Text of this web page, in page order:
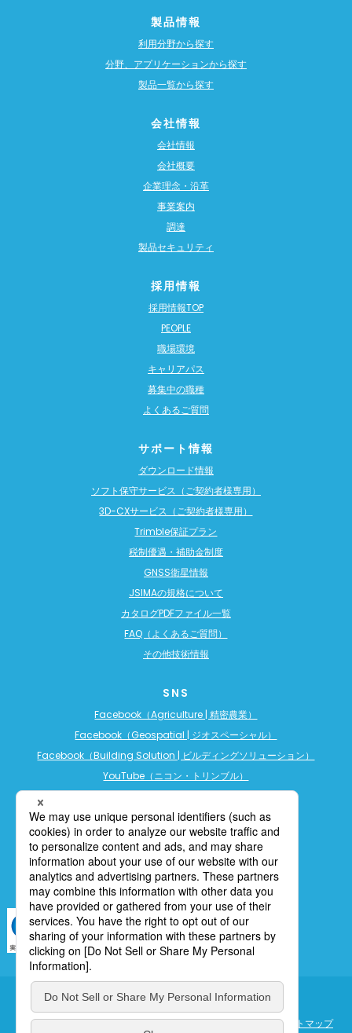
製品情報
利用分野から探す
分野、アプリケーションから探す
製品一覧から探す
会社情報
会社情報
会社概要
企業理念・沿革
事業案内
調達
製品セキュリティ
採用情報
採用情報TOP
PEOPLE
職場環境
キャリアパス
募集中の職種
よくあるご質問
サポート情報
ダウンロード情報
ソフト保守サービス（ご契約者様専用）
3D-CXサービス（ご契約者様専用）
Trimble保証プラン
税制優遇・補助金制度
GNSS衛星情報
JSIMAの規格について
カタログPDFファイル一覧
FAQ（よくあるご質問）
その他技術情報
SNS
Facebook（Agriculture | 精密農業）
Facebook（Geospatial | ジオスペーシャル）
Facebook（Building Solution | ビルディングソリューション）
YouTube（ニコン・トリンブル）
YouTube（ビルディングソリューション）
LINE公式アカウント（精密農業）
個人情報保護について 利用規定 cookieポリシー
サイトマップ